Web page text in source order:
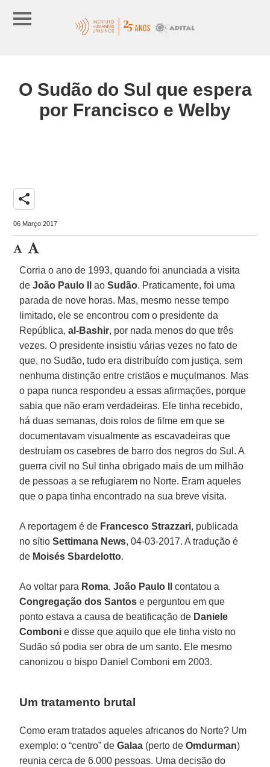
O Sudão do Sul que espera
por Francisco e Welby
share
06 Março 2017
Corria o ano de 1993, quando foi anunciada a visita
deJoão Paulo II aoSudão. Praticamente, foi uma
parada de nove horas. Mas, mesmo nesse tempo
limitado, ele se encontrou com o presidente da
República,al-Bashir, por nada menos do que três
vezes. O presidente insistiu várias vezes no fato de
que, no Sudão, tudo era distribuído com justiça, sem
nenhuma distinção entre cristãos e muçulmanos. Mas
o papa nunca respondeu a essas afirmações, porque
sabia que não eram verdadeiras. Ele tinha recebido,
há duas semanas, dois rolos de filme em que se
documentavam visualmente as escavadeiras que
destruíam os casebres de barro dos negros do Sul. A
guerra civil no Sul tinha obrigado mais de um milhão
de pessoas a se refugiarem no Norte. Eram aqueles
que o papa tinha encontrado na sua breve visita.
A reportagem é de Francesco Strazzari, publicada
no sítioSettimana News, 04-03-2017. A tradução é
de Moisés Sbardelotto.
Ao voltar para Roma,João Paulo II
contatou a
Congregação dos Santos e perguntou em que
ponto estava a causa de beatificação de Daniele
Comboni e disse que aquilo que ele tinha visto no
Sudão só podia ser obra de um santo. Ele mesmo
canonizou o bispo Daniel Comboni em 2003.
Um tratamento brutal
Como eram tratados aqueles africanos do Norte? Um
exemplo: o “centro” deGalaa (perto deOmdurman)
reunia cerca de 6.000 pessoas. Uma decisão do